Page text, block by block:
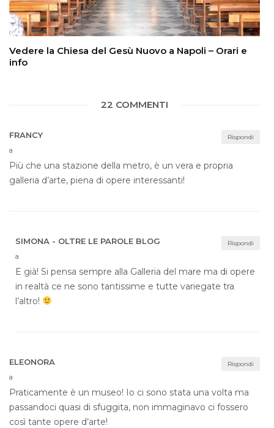
Vedere la Chiesa del Gesù Nuovo a Napoli – Orari e
info
22 COMMENTI
Rispondi
FRANCY
a
Più che una stazione della metro, è un vera e propria
galleria d’arte, piena di opere interessanti!
Rispondi
SIMONA - OLTRE LE PAROLE BLOG
a
E già! Si pensa sempre alla Galleria del mare ma di opere
in realtà ce ne sono tantissime e tutte variegate tra
l’altro!
Rispondi
ELEONORA
a
Praticamente è un museo! Io ci sono stata una volta ma
passandoci quasi di sfuggita, non immaginavo ci fossero
così tante opere d’arte!